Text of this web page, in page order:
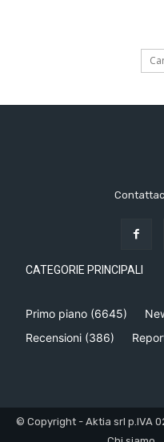
CATEGORIE PRINCIPALI
Primo piano (6645)
Recensioni (386)
© Copyright - Aktia srl p.IVA